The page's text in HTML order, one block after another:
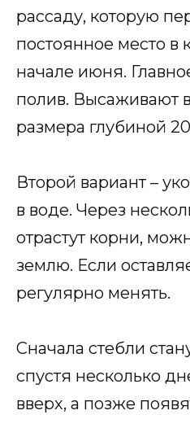
рассаду, которую
постоянное место в
начале июня.
полив. Высаживают
размера глубиной
Второй вариант –
в воде. Через
отрастут корни,
землю. Если
регулярно менять.
Сначала стебли
спустя несколько
вверх, а позже